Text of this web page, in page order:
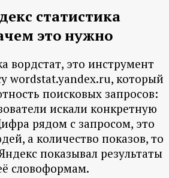
статистика
это нужно
вордстат, это инструмент
wordstat.yandex.ru, который
поисковых запросов:
искали конкретную
рядом с запросом, это
а количество показов, то
показывал результаты
словоформам.